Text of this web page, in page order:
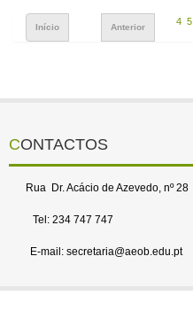
Início Anterior
4 5
CONTACTOS
Rua Dr. Acácio de Azevedo, nº 28
Tel: 234 747 747
E-mail: secretaria@aeob.edu.pt